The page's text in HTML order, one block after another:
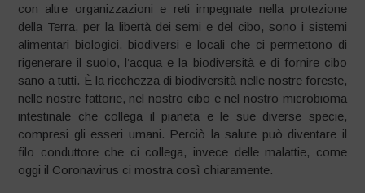
con altre organizzazioni e reti impegnate nella protezione
della Terra, per la libertà dei semi e del cibo, sono i sistemi
alimentari biologici, biodiversi e locali che ci permettono di
rigenerare il suolo, l’acqua e la biodiversità e di fornire cibo
sano a tutti. È la ricchezza di biodiversità nelle nostre foreste,
nelle nostre fattorie, nel nostro cibo e nel nostro microbioma
intestinale che collega il pianeta e le sue diverse specie,
compresi gli esseri umani. Perciò la salute può diventare il
filo conduttore che ci collega, invece delle malattie, come
oggi il Coronavirus ci mostra così chiaramente.